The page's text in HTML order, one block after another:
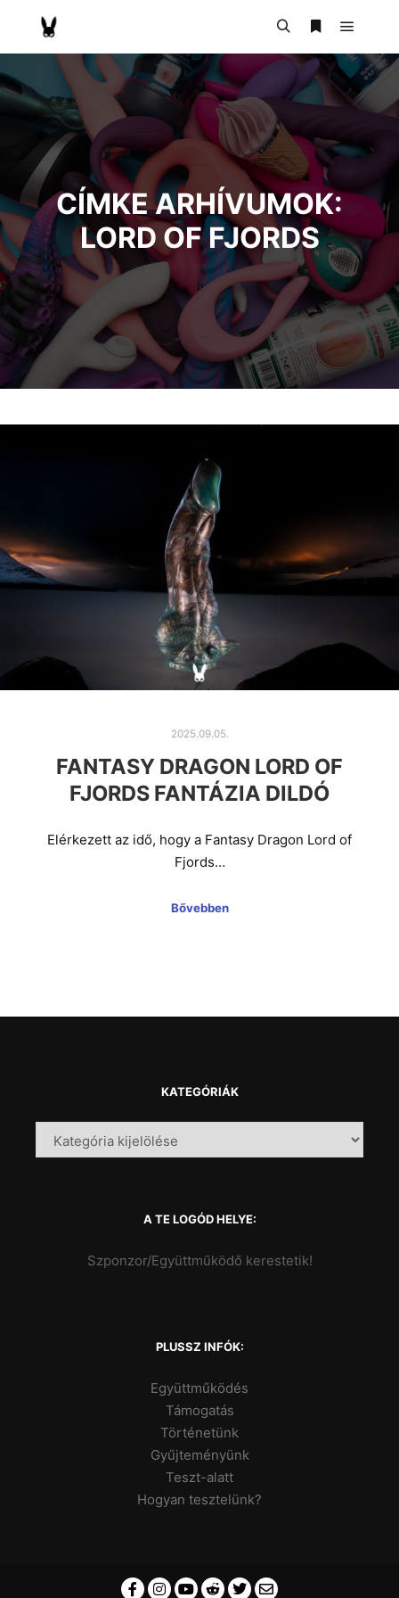
CÍMKE ARHÍVUMOK:
LORD OF FJORDS
2025.09.05.
FANTASY DRAGON LORD OF
FJORDS FANTÁZIA DILDÓ
Elérkezett az idő, hogy a Fantasy Dragon Lord of
Fjords…
Bővebben
KATEGÓRIÁK
A TE LOGÓD HELYE:
Szponzor/Együttműködő kerestetik!
PLUSSZ INFÓK:
Együttműködés
Támogatás
Történetünk
Gyűjteményünk
Teszt-alatt
Hogyan tesztelünk?